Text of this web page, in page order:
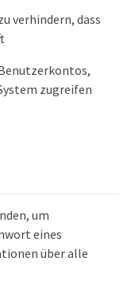
verhindern, dass
zugreifen
um
eines
über alle